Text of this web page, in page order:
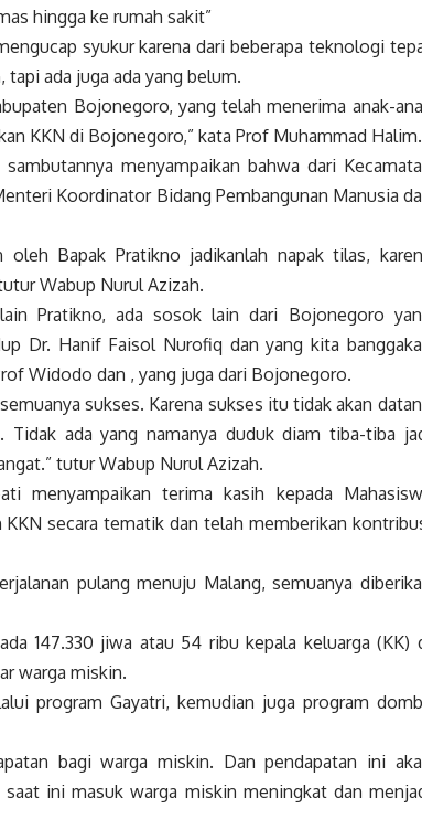
hingga ke rumah sakit”
syukur karena dari beberapa teknologi
ada juga ada yang belum.
Bojonegoro, yang telah menerima anak-
KKN di Bojonegoro,” kata Prof Muhammad Halim.
menyampaikan bahwa dari
Koordinator Bidang Pembangunan Manusia
oleh Bapak Pratikno jadikanlah napak tilas,
Wabup Nurul Azizah.
Pratikno, ada sosok lain dari Bojonegoro
Dr. Hanif Faisol Nurofiq dan yang kita
Widodo dan , yang juga dari Bojonegoro.
sukses. Karena sukses itu tidak akan
Tidak ada yang namanya duduk diam tiba-tiba
tutur Wabup Nurul Azizah.
menyampaikan terima kasih kepada
secara tematik dan telah memberikan
pulang menuju Malang, semuanya
147.330 jiwa atau 54 ribu kepala keluarga (KK)
warga miskin.
program Gayatri, kemudian juga program
bagi warga miskin. Dan pendapatan ini
ini masuk warga miskin meningkat dan